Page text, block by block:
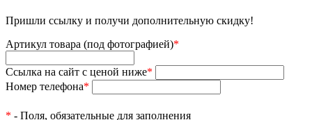
Пришли ссылку и получи дополнительную скидку!
Артикул товара (под фотографией)*
Ссылка на сайт с ценой ниже*
Номер телефона*
* - Поля, обязательные для заполнения